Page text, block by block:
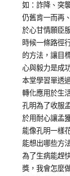
如：詐降、突
仍舊肯一而再
於心甘情願臣
時候一條路徑
的方法，讓目
心與毅力是成
本堂學習單透
轉化應用於生
孔明為了收服
於用耐心讓孟
能像孔明一樣
能想出哪些方
為了生病能趕
獎，我會怎麼